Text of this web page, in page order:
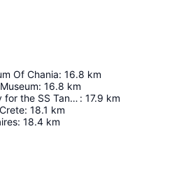
Of Chania: 16.8 km
: 16.8 km
Monument of memory for the SS Tanais. : 17.9 km
: 18.1 km
: 18.4 km